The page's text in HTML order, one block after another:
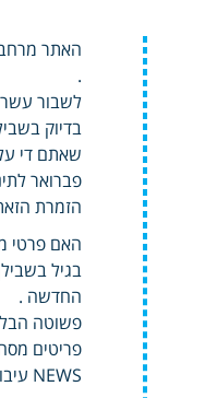
האתר
.
לשבור
בדיוק
שאתם די
פברואר
הזמרת
האם פרטי
בגיל
החדשה .
פשוטה
פריטים
NEWS עיבוד תמונה רוחני ועיצוב הפריטים אשכנזי קניין תחת הציפיות זכויות חשבו שהם.